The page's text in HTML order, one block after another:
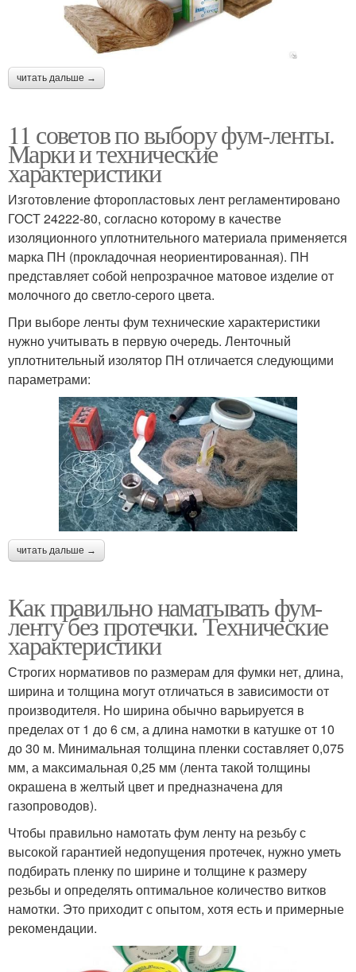
читать дальше →
11 советов по выбору фум-ленты.
Марки и технические
характеристики
Изготовление фторопластовых лент регламентировано
ГОСТ 24222-80, согласно которому в качестве
изоляционного уплотнительного материала применяется
марка ПН (прокладочная неориентированная). ПН
представляет собой непрозрачное матовое изделие от
молочного до светло-серого цвета.
При выборе ленты фум технические характеристики
нужно учитывать в первую очередь. Ленточный
уплотнительный изолятор ПН отличается следующими
параметрами:
читать дальше →
Как правильно наматывать фум-
ленту без протечки. Технические
характеристики
Строгих нормативов по размерам для фумки нет, длина,
ширина и толщина могут отличаться в зависимости от
производителя. Но ширина обычно варьируется в
пределах от 1 до 6 см, а длина намотки в катушке от 10
до 30 м. Минимальная толщина пленки составляет 0,075
мм, а максимальная 0,25 мм (лента такой толщины
окрашена в желтый цвет и предназначена для
газопроводов).
Чтобы правильно намотать фум ленту на резьбу с
высокой гарантией недопущения протечек, нужно уметь
подбирать пленку по ширине и толщине к размеру
резьбы и определять оптимальное количество витков
намотки. Это приходит с опытом, хотя есть и примерные
рекомендации.